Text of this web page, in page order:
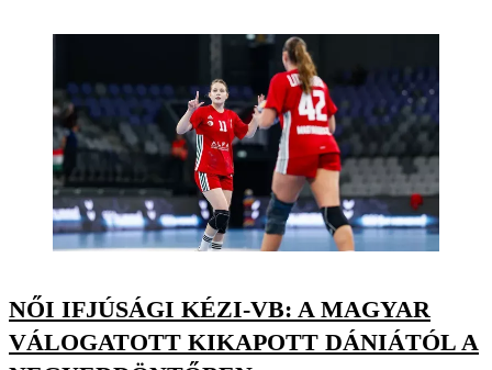
NŐI IFJÚSÁGI KÉZI-VB: A MAGYAR
VÁLOGATOTT KIKAPOTT DÁNIÁTÓL A